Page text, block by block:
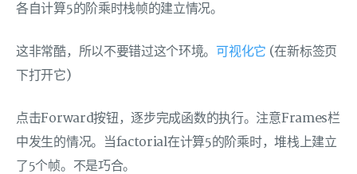
各自计算5的阶乘时栈帧的建立情况。
这非常酷，所以不要错过这个环境。 可视化它 (在新标签页
下打开它)
点击Forward按钮，逐步完成函数的执行。注意Frames栏
中发生的情况。当factorial在计算5的阶乘时，堆栈上建立
了5个帧。不是巧合。